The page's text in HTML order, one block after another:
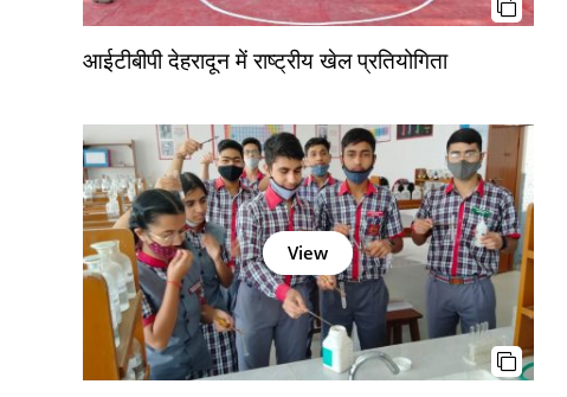
आईटीबीपी देहरादून में राष्ट्रीय खेल प्रतियोगिता
View